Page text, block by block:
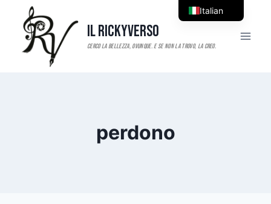
contenuto
Il RickyVerso
perdono
Italian